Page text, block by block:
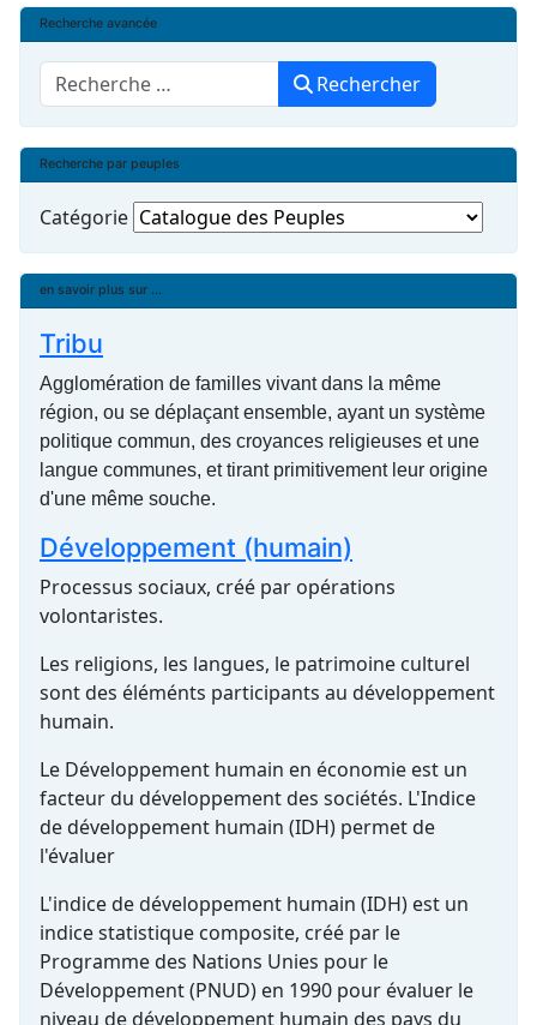
Recherche avancée
Rechercher Rechercher
Recherche par peuples
Catégorie
en savoir plus sur ...
Tribu
Agglomération de familles vivant dans la même
région, ou se déplaçant ensemble, ayant un système
politique commun, des croyances religieuses et une
langue communes, et tirant primitivement leur origine
d'une même souche.
Développement (humain)
Processus sociaux, créé par opérations
volontaristes.
Les religions, les langues, le patrimoine culturel
sont des éléménts participants au développement
humain.
Le Développement humain en économie est un
facteur du développement des sociétés. L'Indice
de développement humain (IDH) permet de
l'évaluer
L'indice de développement humain (IDH) est un
indice statistique composite, créé par le
Programme des Nations Unies pour le
Développement (PNUD) en 1990 pour évaluer le
niveau de développement humain des pays du